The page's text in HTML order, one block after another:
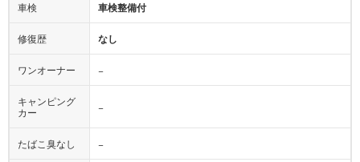
車検 車検整備付
修復歴 なし
ワンオーナー −
キャンピング
カー
−
たばこ臭なし −